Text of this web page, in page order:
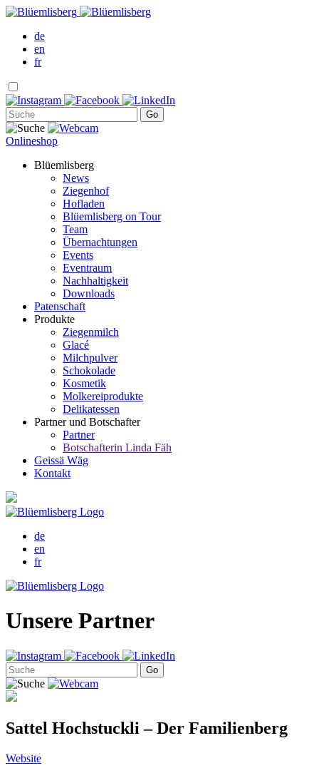
de
en
fr
Onlineshop
Blüemlisberg
News
Ziegenhof
Hofladen
Blüemlisberg on Tour
Team
Übernachtungen
Events
Eventraum
Nachhaltigkeit
Downloads
Patenschaft
Produkte
Ziegenmilch
Glacé
Milchpulver
Schokolade
Kosmetik
Molkereiprodukte
Delikatessen
Partner und Botschafter
Partner
Botschafterin Linda Fäh
Geissä Wäg
Kontakt
de
en
fr
Unsere Partner
Sattel Hochstuckli – Der Familienberg
Website